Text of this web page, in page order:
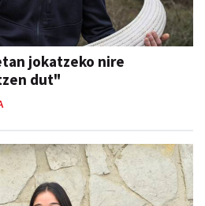
jokatzeko nire
dut"